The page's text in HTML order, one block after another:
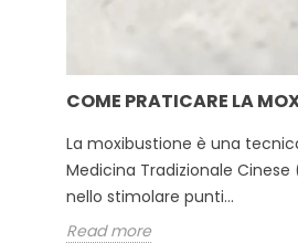
COME PRATICARE LA
La moxibustione è una
Medicina Tradizionale
nello stimolare punti...
Read more